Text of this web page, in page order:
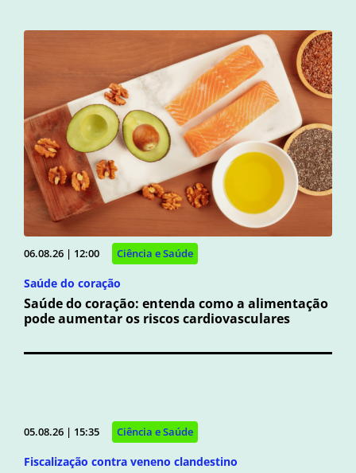
06.08.26 | 12:00 Ciência e Saúde
Saúde do coração
Saúde do coração: entenda como a alimentação
pode aumentar os riscos cardiovasculares
05.08.26 | 15:35 Ciência e Saúde
Fiscalização contra veneno clandestino